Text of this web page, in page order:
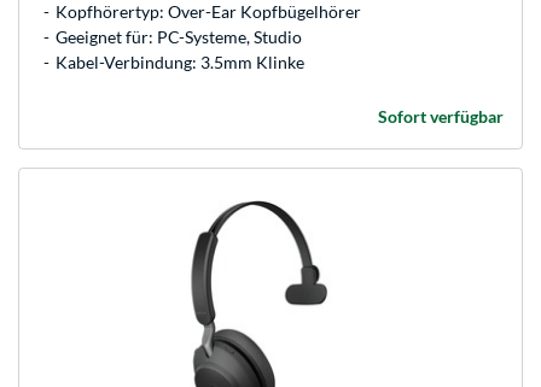
Kopfhörertyp: Over-Ear Kopfbügelhörer
Geeignet für: PC-Systeme, Studio
Kabel-Verbindung: 3.5mm Klinke
Sofort verfügbar